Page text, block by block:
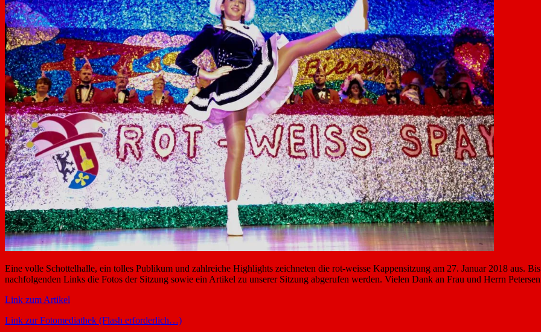
Eine volle Schottelhalle, ein tolles Publikum und zahlreiche Highlights zeichneten die rot-weisse Kappensitzung am 27. Januar 2018 aus.
nachfolgenden Links die Fotos der Sitzung sowie ein Artikel zu unserer Sitzung abgerufen werden. Vielen Dank an Frau und Herrn
Link zum Artikel
Link zur Fotomediathek (Flash erforderlich…)